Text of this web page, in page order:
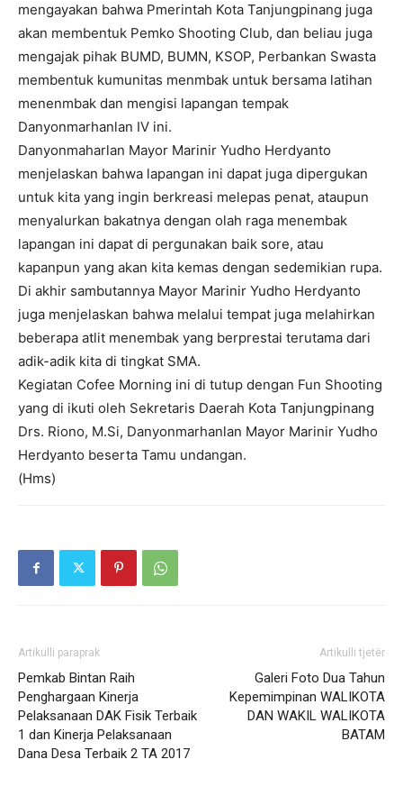
mengayakan bahwa Pmerintah Kota Tanjungpinang juga
akan membentuk Pemko Shooting Club, dan beliau juga
mengajak pihak BUMD, BUMN, KSOP, Perbankan Swasta
membentuk kumunitas menmbak untuk bersama latihan
menenmbak dan mengisi lapangan tempak
Danyonmarhanlan IV ini.
Danyonmaharlan Mayor Marinir Yudho Herdyanto
menjelaskan bahwa lapangan ini dapat juga dipergukan
untuk kita yang ingin berkreasi melepas penat, ataupun
menyalurkan bakatnya dengan olah raga menembak
lapangan ini dapat di pergunakan baik sore, atau
kapanpun yang akan kita kemas dengan sedemikian rupa.
Di akhir sambutannya Mayor Marinir Yudho Herdyanto
juga menjelaskan bahwa melalui tempat juga melahirkan
beberapa atlit menembak yang berprestai terutama dari
adik-adik kita di tingkat SMA.
Kegiatan Cofee Morning ini di tutup dengan Fun Shooting
yang di ikuti oleh Sekretaris Daerah Kota Tanjungpinang
Drs. Riono, M.Si, Danyonmarhanlan Mayor Marinir Yudho
Herdyanto beserta Tamu undangan.
(Hms)
Artikulli paraprak
Pemkab Bintan Raih
Penghargaan Kinerja
Pelaksanaan DAK Fisik Terbaik
1 dan Kinerja Pelaksanaan
Dana Desa Terbaik 2 TA 2017
Artikulli tjetër
Galeri Foto Dua Tahun
Kepemimpinan WALIKOTA
DAN WAKIL WALIKOTA
BATAM